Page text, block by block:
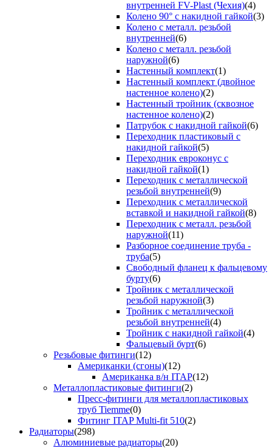
внутренней FV-Plast (Чехия)(4)
Колено 90° с накидной гайкой(3)
Колено с металл. резьбой
внутренней(6)
Колено с металл. резьбой
наружной(6)
Настенный комплект(1)
Настенный комплект (двойное
настенное колено)(2)
Настенный тройник (сквозное
настенное колено)(2)
Патрубок с накидной гайкой(6)
Переходник пластиковый с
накидной гайкой(5)
Переходник евроконус с
накидной гайкой(1)
Переходник с металлической
резьбой внутренней(9)
Переходник с металлической
вставкой и накидной гайкой(8)
Переходник с металл. резьбой
наружной(11)
Разборное соединение труба -
труба(5)
Свободный фланец к фальцевому
бурту(6)
Тройник с металлической
резьбой наружной(3)
Тройник с металлической
резьбой внутренней(4)
Тройник с накидной гайкой(4)
Фальцевый бурт(6)
Резьбовые фитинги(12)
Американки (сгоны)(12)
Американка в/н ITAP(12)
Металлопластиковые фитинги(2)
Пресс-фитинги для металлопластиковых
труб Tiemme(0)
Фитинг ITAP Multi-fit 510(2)
Радиаторы(298)
Алюминиевые радиаторы(20)